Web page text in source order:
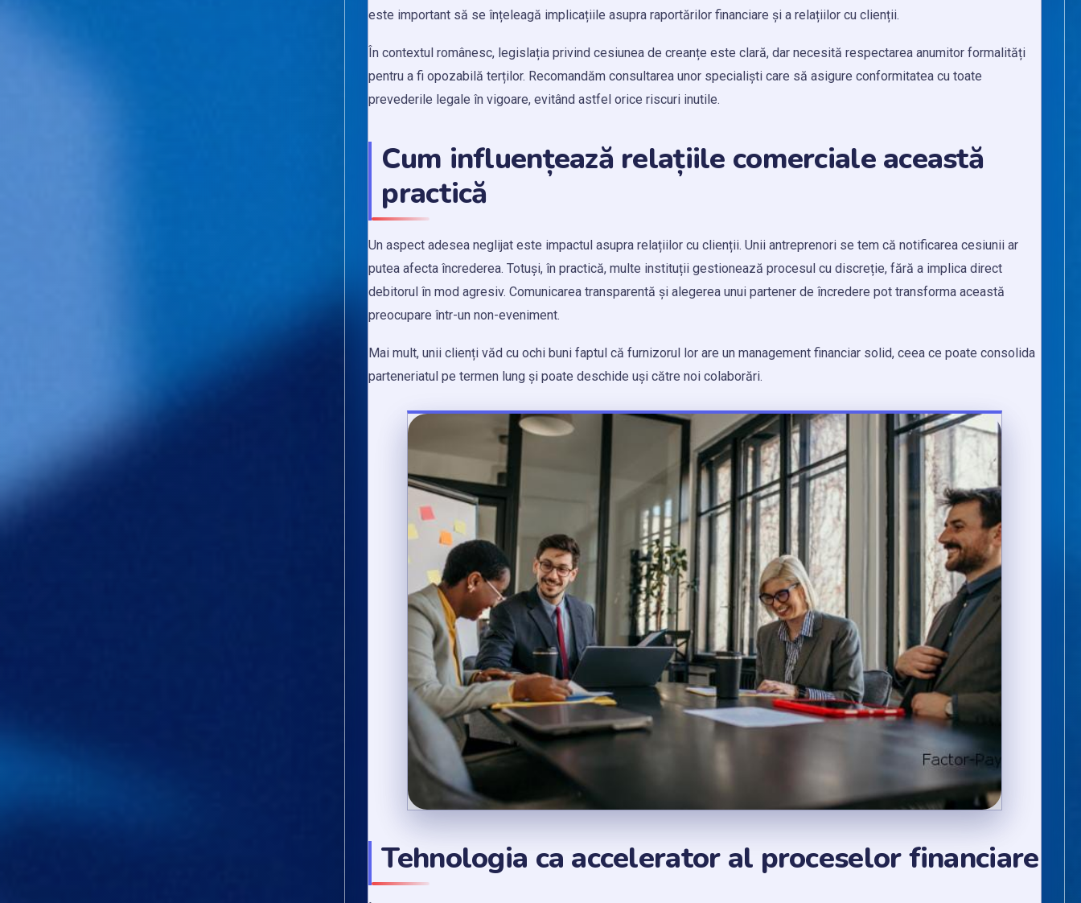
este important să se înțeleagă implicațiile asupra raportărilor financiare și a relațiilor cu clienții.
În contextul românesc, legislația privind cesiunea de creanțe este clară, dar necesită respectarea anumitor formalități
pentru a fi opozabilă terților. Recomandăm consultarea unor specialiști care să asigure conformitatea cu toate
prevederile legale în vigoare, evitând astfel orice riscuri inutile.
Cum influențează relațiile comerciale această
practică
Un aspect adesea neglijat este impactul asupra relațiilor cu clienții. Unii antreprenori se tem că notificarea cesiunii ar
putea afecta încrederea. Totuși, în practică, multe instituții gestionează procesul cu discreție, fără a implica direct
debitorul în mod agresiv. Comunicarea transparentă și alegerea unui partener de încredere pot transforma această
preocupare într-un non-eveniment.
Mai mult, unii clienți văd cu ochi buni faptul că furnizorul lor are un management financiar solid, ceea ce poate consolida
parteneriatul pe termen lung și poate deschide uși către noi colaborări.
Tehnologia ca accelerator al proceselor financiare